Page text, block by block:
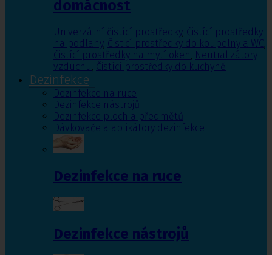
domácnost
Univerzální čistící prostředky, Čistící prostředky
na podlahy, Čisticí prostředky do koupelny a WC,
Čistící prostředky na mytí oken, Neutralizátory
vzduchu, Čistící prostředky do kuchyně
Dezinfekce
Dezinfekce na ruce
Dezinfekce nástrojů
Dezinfekce ploch a předmětů
Dávkovače a aplikátory dezinfekce
Dezinfekce na ruce
Dezinfekce nástrojů